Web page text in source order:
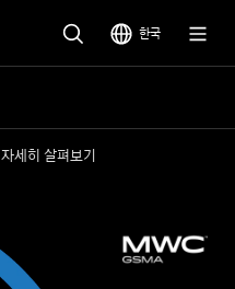
한국
자세히 살펴보기